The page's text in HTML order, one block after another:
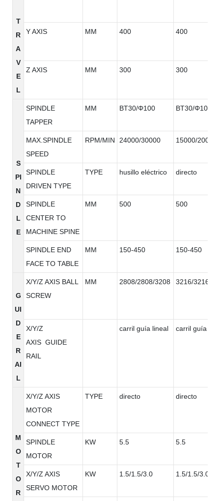
T
R
A
V
E
L
Y AXIS MM 400 400
Z AXIS MM 300 300
S
PI
N
D
L
E
SPINDLE
TAPPER
MM BT30/Φ100 BT30/Φ100
MAX.SPINDLE
SPEED
RPM/MIN 24000/30000 15000/20000
SPINDLE
DRIVEN TYPE
TYPE husillo eléctrico directo
SPINDLE
CENTER TO
MACHINE SPINE
MM 500 500
SPINDLE END
FACE TO TABLE
MM 150-450 150-450
G
UI
D
E
R
AI
L
X/Y/Z AXIS BALL
SCREW
MM 2808/2808/3208 3216/3216/
X/Y/Z
AXIS GUIDE
RAIL
carril guía lineal carril guía
M
O
T
O
R
X/Y/Z AXIS
MOTOR
CONNECT TYPE
TYPE directo directo
SPINDLE
MOTOR
KW 5.5 5.5
X/Y/Z AXIS
SERVO MOTOR
KW 1.5/1.5/3.0 1.5/1.5/3.0